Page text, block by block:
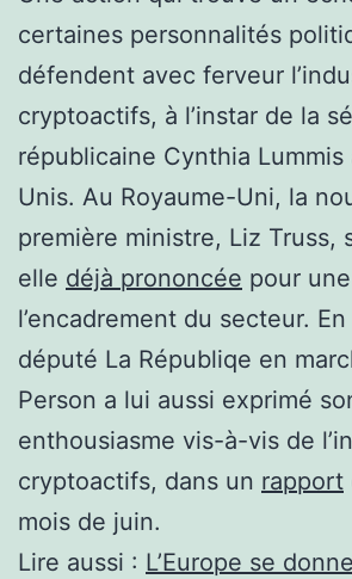
certaines personnalités
défendent avec ferveur
cryptoactifs, à l’instar de la
républicaine Cynthia Lummis
Unis. Au Royaume-Uni, la
première ministre, Liz Truss,
elle déjà prononcée pour
l’encadrement du secteur. En
député La Républiqe en
Person a lui aussi exprimé
enthousiasme vis-à-vis de
cryptoactifs, dans un rapport
mois de juin.
Lire aussi : L’Europe se